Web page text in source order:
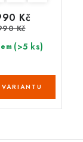
(>5 ks)
Kč
Kč